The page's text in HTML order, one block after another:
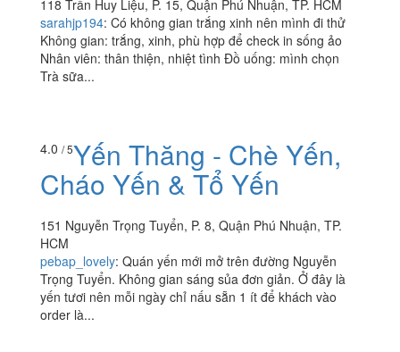
4.0/ 5Young Soul Coffee
118 Trần Huy Liệu, P. 15, Quận Phú Nhuận, TP. HCM
Trà sữa...
4.0 / 5Yến Thăng - Chè Yến,
Cháo Yến & Tổ Yến